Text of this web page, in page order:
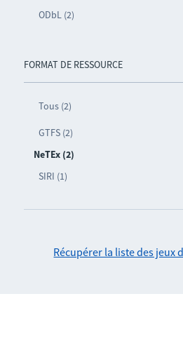
ODbL (2)
FORMAT DE RESSOURCE
Tous (2)
GTFS (2)
NeTEx (2)
SIRI (1)
Récupérer la liste des jeux